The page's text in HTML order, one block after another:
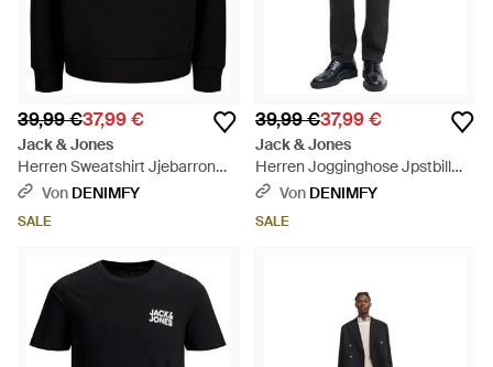
39,99 €37,99 €
Jack & Jones
Herren Sweatshirt Jjebarron
Sweat Crew Neck - Schwarz
Von DENIMFY
SALE
39,99 €37,99 €
Jack & Jones
Herren Jogginghose Jpstbill
Barron Sweat Pants - Schwarz
Von DENIMFY
SALE